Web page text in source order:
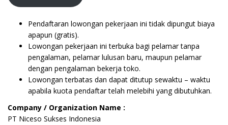
Pendaftaran lowongan pekerjaan ini tidak dipungut biaya
apapun (gratis).
Lowongan pekerjaan ini terbuka bagi pelamar tanpa
pengalaman, pelamar lulusan baru, maupun pelamar
dengan pengalaman bekerja toko.
Lowongan terbatas dan dapat ditutup sewaktu – waktu
apabila kuota pendaftar telah melebihi yang dibutuhkan.
Company / Organization Name :
PT Niceso Sukses Indonesia